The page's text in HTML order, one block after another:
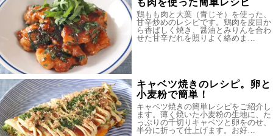
も肉を使った簡単レシピ
鶏もも肉と大葉（青じそ）を使った、
甘辛炒めのレシピです。鶏肉を皮目か
ら香ばしく焼き、醤油とみりんを合わ
せた甘辛だれを照りよく絡めま…
キャベツ焼きのレシピ。卵と
小麦粉で簡単！
キャベツ焼きの簡単レシピをご紹介し
ます。薄く焼いた小麦粉の生地に、た
っぷりの千切りキャベツと卵をのせ、
半分に折って仕上げます。お好…